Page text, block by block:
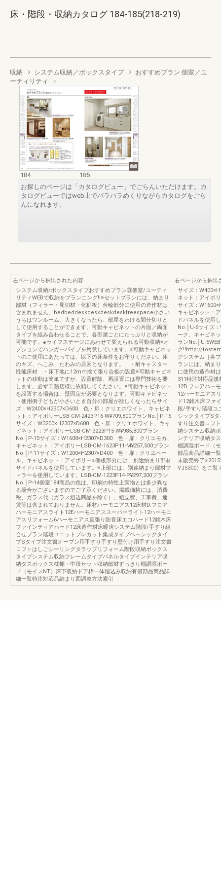
床・階段・収納カタログ 184-185(218-219)
収納 システム収納／ボックスタイプ
おすすめプラン 個室／ユ
ーティリティ
184
185
お探しのページは「カタログビュー」でごらんいただけます。カ
タログビューではweb上でパラパラめくりながらカタログをごら
んになれます。
左ページから抽出された内容
システム収納/ボックスタイプおすすめプラン③個室/ユーティ
リティWEBで収納をプランニング!!※セットプランには、納まり
部材（フィラー・見切材・化粧板）台輪部分に使用の造作材は
含まれません。bedbeddeskdeskdeskdeskfreespace小さい
うちはワンルーム、大きくなったら、部屋をわける間仕切りと
して使用することができます。可動キャビネットの片面／両面
タイプを組み合わせることで、各部屋ごとにたっぷりと収納が
可能です。●ライフステージにあわせて変えられる可動収納※オ
プションでハンガーパイプを用意しています。※可動キャビネッ
トのご使用にあたっては、以下の床条件をお守りください。床
のキズ、へこみ、たわみの原因となります。 ・耐キャスター
性能床材 ・床下地に12mm捨て張り合板の設置※可動キャビネ
ットの移動は簡単ですが、設置解除、再設置には専門技術を要
します。必ず工務店様に依頼してください。※可動キャビネット
を設置する場合は、壁固定が必要となります。可動キャビネッ
ト使用例子どもが小さいとき自分の部屋が欲しくなったらサイ
ズ：W2400×H2307×D600 色・扉：クリエホワイト、キャビネ
ット：アイボリーLSB-CM-2423P16-W¥709,800プランNo.│P-16
サイズ：W3200×H2307×D600 色・扉：クリエホワイト、キャ
ビネット：アイボリーLSB-CM-3223P15-W¥985,800プラン
No.│P-15サイズ：W1600×H2307×D300 色・扉：クリエモカ、
キャビネット：アイボリーLSB-CM-1623P11-M¥257,500プラン
No.│P-11サイズ：W1200×H2307×D400 色・扉：クリエペー
ル、キャビネット：アイボリー※側板部分には、別途納まり部材
サイドパネルを使用しています。※上部には、別途納まり部材フ
ィラーを使用しています。LSB-CM-1223P14-P¥297,200プラン
No.│P-14個室184商品の色は、印刷の特性上実物とは多少異な
る場合がございますのでご了承ください。掲載価格には、消費
税、ガラス代（ガラス組込商品を除く）、組立費、工事費、運
賃等は含まれておりません。床材ハーモニアス12床材D.フロア
ハーモニアスライト12Eハーモニアススーパーライト12ハーモニ
アスリフォーム6ハーモニアス直張り防音床エコハード12銘木床
ファインティアハード12床造作材床暖房システム階段/手すり組
合せプラン階段ユニットプレカット集成タイプベーシックタイ
プSタイプ注文書オープン用手すり手すり壁付け用手すり注文書
ロフトはしごシーリングタラップリフォーム階段収納ボックス
タイプシステム収納フレームタイプパネルタイプインテリア収
納タスボックス枕棚・中段セット収納部材すっきり棚調湿ボー
ド（モイスNT）床下収納ドア枠一体埋込み収納有償部品商品詳
細一覧特注対応品納まり図調整方法索引
右ページから抽出
サイズ：
ネット：アイボ
サイズ：
キャビネット：
ドパネルを使用
No.│U-6サイズ
ーク、キャビネ
ランNo.│U-
グ!!http://
グシステム［各
ランには、納ま
に使用の造作材
311特注対応品
12D.フロアハー
12ハーモニアス
ド12銘木床ファ
段/手すり階段ユ
シックタイプS
すり注文書ロフ
納システム収納
ンテリア収納タ
棚調湿ボード（
部品商品詳細一
末販売終了
VJ5300）をご覧